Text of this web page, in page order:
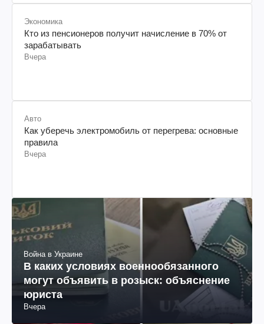
Экономика
Кто из пенсионеров получит начисление в 70% от
зарабатывать
Вчера
Авто
Как уберечь электромобиль от перегрева: основные
правила
Вчера
Война в Украине
В каких условиях военнообязанного
могут объявить в розыск: объяснение
юриста
Вчера